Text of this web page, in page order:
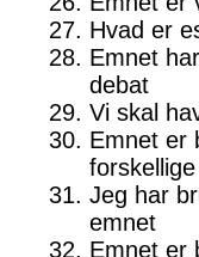
Hvad er
Emnet
debat
Vi skal
Emnet er
Jeg har
emnet
Emnet er